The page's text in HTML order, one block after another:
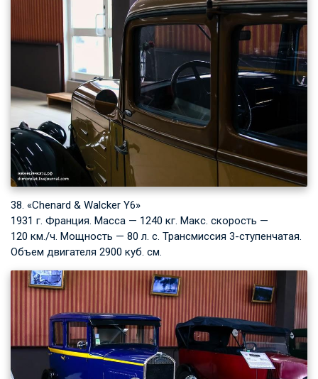
38. «Chenard & Walcker Y6»
1931 г. Франция. Масса — 1240 кг. Макс. скорость —
120 км./ч. Мощность — 80 л. с. Трансмиссия 3-ступенчатая.
Объем двигателя 2900 куб. см.